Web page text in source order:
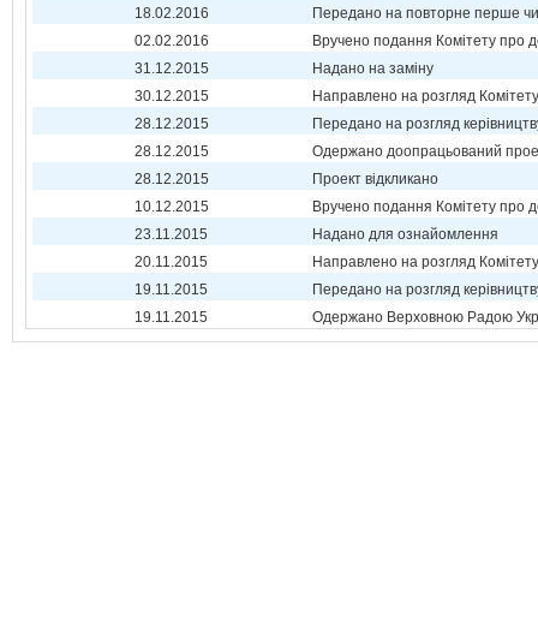
18.02.2016
Передано на повторне перше
02.02.2016
Вручено подання Комітету про
31.12.2015
Надано на заміну
30.12.2015
Направлено на розгляд Комітету
28.12.2015
Передано на розгляд
28.12.2015
Одержано доопрацьований
28.12.2015
Проект відкликано
10.12.2015
Вручено подання Комітету про
23.11.2015
Надано для ознайомлення
20.11.2015
Направлено на розгляд Комітету
19.11.2015
Передано на розгляд
19.11.2015
Одержано Верховною Радою